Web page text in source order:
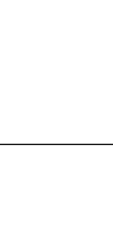
para el